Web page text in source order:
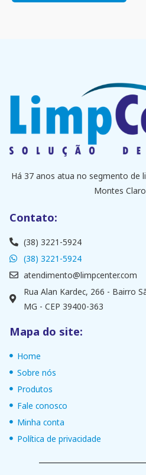
Há 37 anos atua no segmento de
Montes
Contato:
(38) 3221-5924
(38) 3221-5924
atendimento@limpcenter.com
Rua Alan Kardec, 266 - Bairro
MG - CEP 39400-363
Mapa do site:
Home
Sobre nós
Produtos
Fale conosco
Minha conta
Política de privacidade